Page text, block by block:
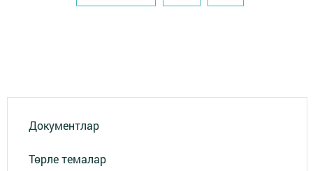
Документлар
Төрле темалар